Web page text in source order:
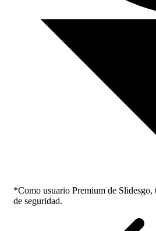
*Como usuario Premium de Slidesgo,
de seguridad.